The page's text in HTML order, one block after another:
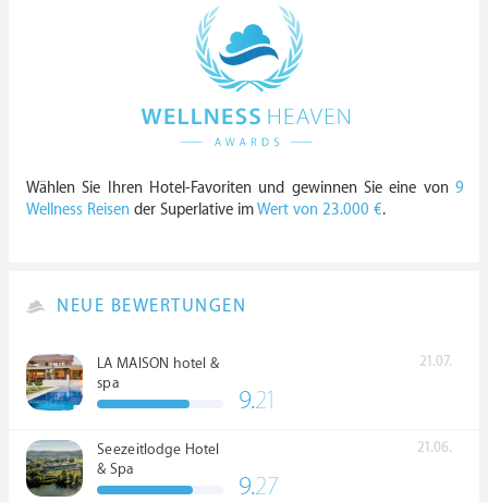
Wählen Sie Ihren Hotel-Favoriten und gewinnen Sie eine von 9
Wellness Reisen der Superlative imWert von 23.000 €.
NEUE BEWERTUNGEN
LA MAISON hotel &
spa
21.07.
9.21
Seezeitlodge Hotel
& Spa
21.06.
9.27